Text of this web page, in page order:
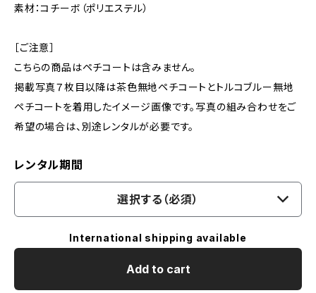
素材：コチーボ（ポリエステル）
［ご注意］
こちらの商品はペチコートは含みません。
掲載写真７枚目以降は茶色無地ペチコートとトルコブルー無地
ペチコートを着用したイメージ画像です。写真の組み合わせをご
希望の場合は、別途レンタルが必要です。
レンタル期間
選択する（必須）
International shipping available
Add to cart